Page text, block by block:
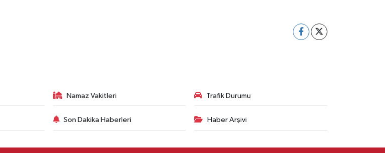
Namaz Vakitleri Trafik Durumu
Son Dakika Haberleri Haber Arşivi